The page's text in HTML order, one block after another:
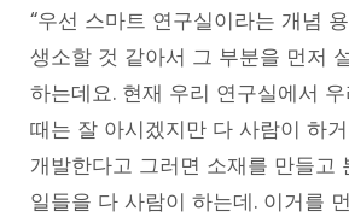
“우선 스마트 연구실이라는 개념
생소할 것 같아서 그 부분을 먼저
하는데요. 현재 우리 연구실에서
때는 잘 아시겠지만 다 사람이 하
개발한다고 그러면 소재를 만들고
일들을 다 사람이 하는데. 이거를